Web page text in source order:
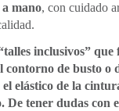
a mano, con cuidado
inclusivos”
contorno de busto o
elástico de la
De tener dudas con